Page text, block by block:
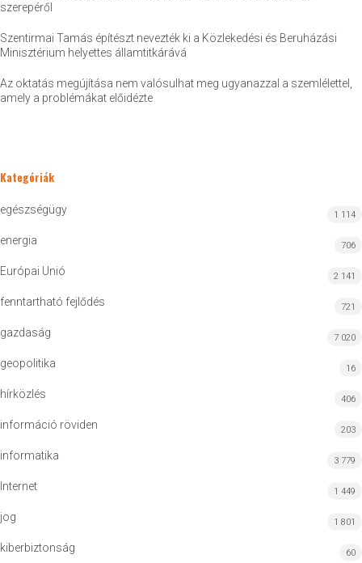
szerepéről
Szentirmai Tamás építészt nevezték ki a Közlekedési és Beruházási
Minisztérium helyettes államtitkárává
Az oktatás megújítása nem valósulhat meg ugyanazzal a szemlélettel,
amely a problémákat előidézte
Kategóriák
egészségügy 1 114
energia 706
Európai Unió 2 141
fenntartható fejlődés 721
gazdaság 7 020
geopolitika 16
hírközlés 406
információ röviden 203
informatika 3 779
Internet 1 449
jog 1 801
kiberbiztonság 60